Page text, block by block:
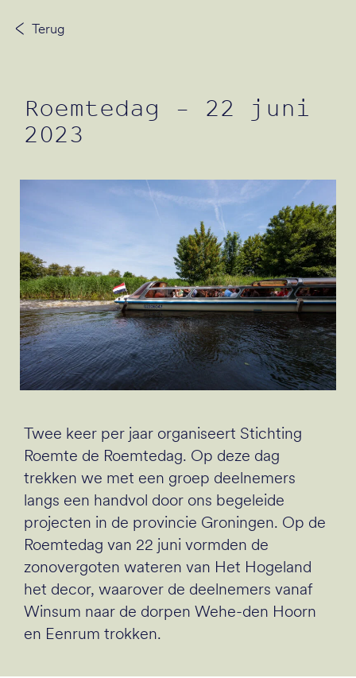
Terug
Roemtedag – 22 juni
2023
Twee keer per jaar organiseert Stichting
Roemte de Roemtedag. Op deze dag
trekken we met een groep deelnemers
langs een handvol door ons begeleide
projecten in de provincie Groningen. Op de
Roemtedag van 22 juni vormden de
zonovergoten wateren van Het Hogeland
het decor, waarover de deelnemers vanaf
Winsum naar de dorpen Wehe-den Hoorn
en Eenrum trokken.